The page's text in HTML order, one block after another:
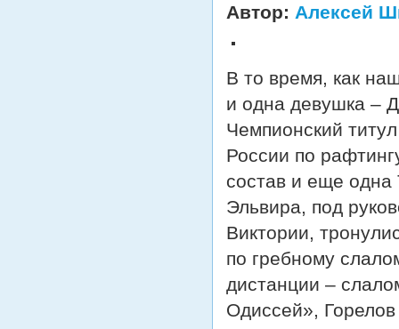
Автор: Алексей
В то время, как
и одна девушка –
Чемпионский
России по
состав и еще одна
Эльвира, под
Виктории,
по гребному
дистанции –
Одиссей»,